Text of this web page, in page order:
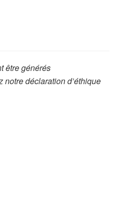
être générés
déclaration d’éthique